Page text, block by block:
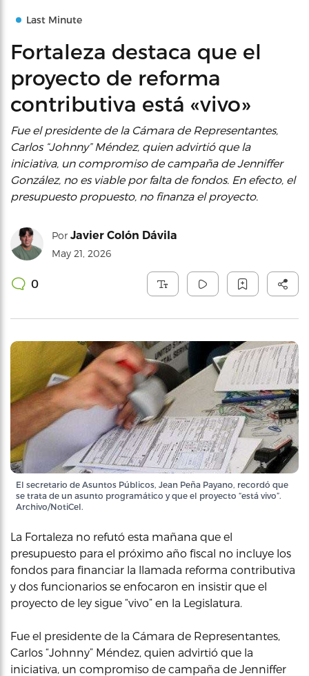
Last Minute
Fortaleza destaca que el
proyecto de reforma
contributiva está «vivo»
Fue el presidente de la Cámara de Representantes,
Carlos “Johnny” Méndez, quien advirtió que la
iniciativa, un compromiso de campaña de Jenniffer
González, no es viable por falta de fondos. En efecto, el
presupuesto propuesto, no finanza el proyecto.
Por Javier Colón Dávila
May 21, 2026
0
El secretario de Asuntos Públicos, Jean Peña Payano, recordó que
se trata de un asunto programático y que el proyecto “está vivo”.
Archivo/NotiCel.
La Fortaleza no refutó esta mañana que el
presupuesto para el próximo año fiscal no incluye los
fondos para financiar la llamada reforma contributiva
y dos funcionarios se enfocaron en insistir que el
proyecto de ley sigue “vivo” en la Legislatura.
Fue el presidente de la Cámara de Representantes,
Carlos “Johnny” Méndez, quien advirtió que la
iniciativa, un compromiso de campaña de Jenniffer